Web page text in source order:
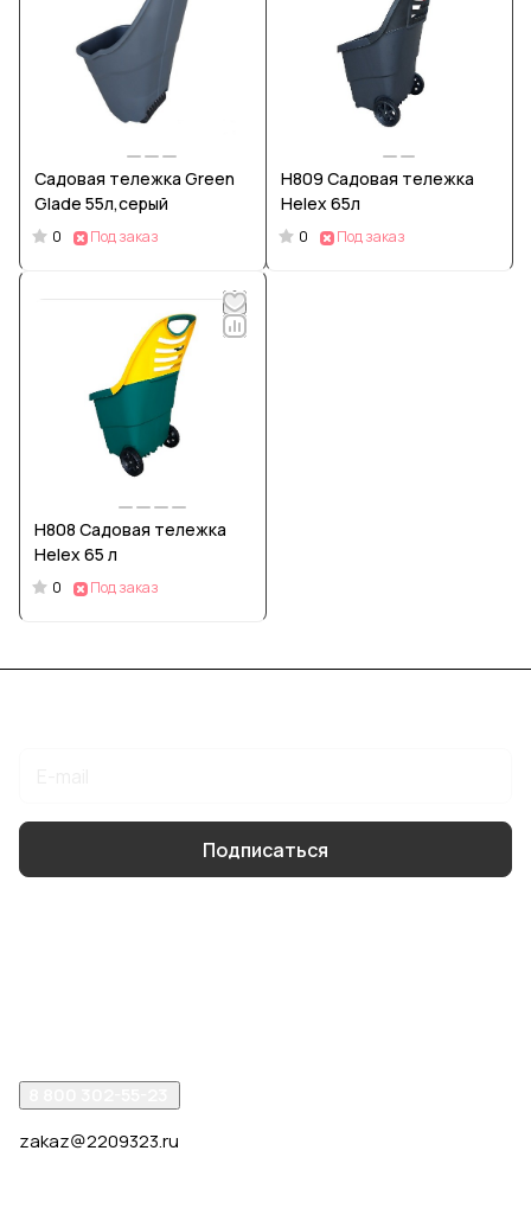
Садовая тележка Green
Glade 55л,серый
0 Под заказ
H809 Садовая тележка
Helex 65л
0 Под заказ
H808 Садовая тележка
Helex 65 л
0 Под заказ
Подписаться
zakaz@2209323.ru